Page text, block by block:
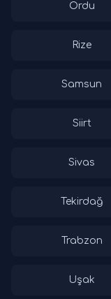
Ordu
Rize
Samsun
Siirt
Sivas
Tekirdağ
Trabzon
Uşak